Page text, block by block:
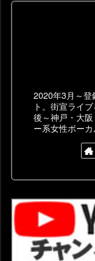
2020年3月～登
ト。街宣ライ
後～神戸・大
ー系女性ボーカ